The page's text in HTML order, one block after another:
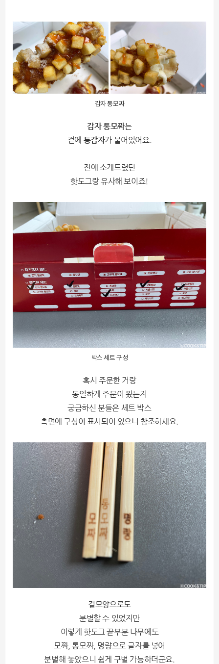
감자 통모짜
감자 통모짜는
겉에 통감자가 붙어있어요.
전에 소개드렸던
핫도그랑 유사해 보이죠!
박스 세트 구성
혹시 주문한 거랑
동일하게 주문이 왔는지
궁금하신 분들은 세트 박스
측면에 구성이 표시되어 있으니 참조하세요.
겉모양으로도
분별할 수 있었지만
이렇게 핫도그 끝부분 나무에도
모짜, 통모짜, 명량으로 글자를 넣어
분별해 놓았으니 쉽게 구별 가능하더군요.